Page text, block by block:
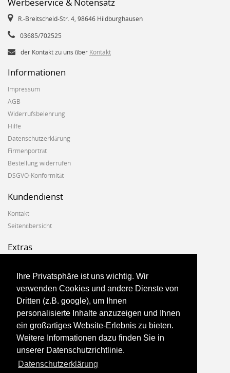
Ihre Privatsphäre ist uns wichtig. Wir
verwenden Cookies und andere Dienste von
Dritten (z.B. google), um Ihnen
personalisierte Inhalte anzuzeigen und Ihnen
ein großartiges Website-Erlebnis zu bieten.
Weitere Informationen dazu finden Sie in
unserer Datenschutzrichtlinie.
Datenschutzerklärung
R.-Breitscheid-Str. 4, 98646 Hildburghausen
03685/702525
der Kontakt zu uns über Kontakt
Informationen
Impressum
AGB
Widerrufsbelehrung
Hilfe
Datenschutzerklärung
Firmenporträt
Bestellung widerrufen
DSGVO-Konformität
Kundendienst
Kontakt
Seitenübersicht
Extras
Geschenkgutscheine
Angebote
Konto
Konto
Auftragsverlauf
Newsletter